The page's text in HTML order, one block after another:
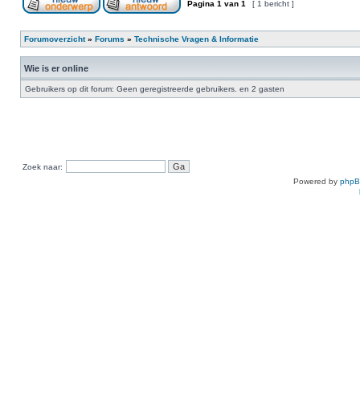
Pagina 1 van 1 [ 1 bericht ]
Forumoverzicht» Forums » Technische Vragen & Informatie
Wie is er online
Gebruikers op dit forum: Geen geregistreerde gebruikers. en 2 gasten
Zoek naar:
Powered by